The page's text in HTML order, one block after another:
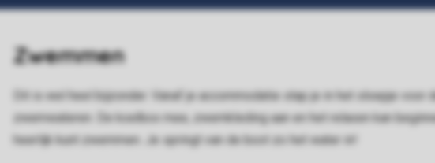
Zwemmen
Dit is wel heel bijzonder. Vanaf je accommodatie stap je in het sloepje voor
zwemwateren. De koelbox mee, zwemkleding aan en het relaxen kan
heerlijk kunt zwemmen. Je springt van de boot zo het water in!